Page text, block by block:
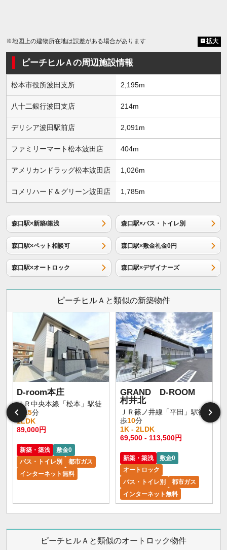
※地図上の建物所在地は誤差がある場合があります 拡大
ピーチヒルＡの周辺施設情報
松本市役所波田支所 2,195m
八十二銀行波田支店 214m
デリシア波田駅前店 2,091m
ファミリーマート松本波田店 404m
アメリカンドラッグ松本波田店 1,026m
コメリハード＆グリーン波田店 1,785m
森口駅×新築/築浅 森口駅×バス・トイレ別
森口駅×ペット相談可 森口駅×敷金礼金0円
森口駅×オートロック 森口駅×デザイナーズ
ピーチヒルＡと類似の新築物件
D-room本庄
ＪＲ中央本線「松本」駅徒
歩
15分
1LDK
89,000円
新築・築浅
敷金0
バス・トイレ別
都市ガス
インターネット無料
GRAND D-ROOM
村井北
ＪＲ篠ノ井線「平田」駅徒
歩10分
1K - 2LDK
69,500 - 113,500円
新築・築浅
敷金0
オートロック
バス・トイレ別
都市ガス
インターネット無料
ピーチヒルＡと類似のオートロック物件